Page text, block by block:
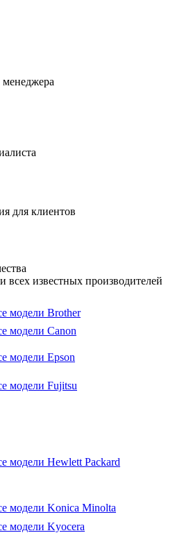
менеджера
для клиентов
известных производителей
модели Brother
модели Canon
модели Epson
модели Fujitsu
модели Hewlett Packard
модели Konica Minolta
модели Kyocera